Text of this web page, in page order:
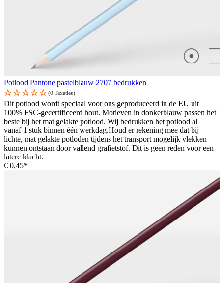
Potlood Pantone pastelblauw 2707 bedrukken
(0 Taxaties)
Dit potlood wordt speciaal voor ons geproduceerd in de EU uit
100% FSC-gecertificeerd hout. Motieven in donkerblauw passen het
beste bij het mat gelakte potlood. Wij bedrukken het potlood al
vanaf 1 stuk binnen één werkdag.Houd er rekening mee dat bij
lichte, mat gelakte potloden tijdens het transport mogelijk vlekken
kunnen ontstaan door vallend grafietstof. Dit is geen reden voor een
latere klacht.
€ 0,45*